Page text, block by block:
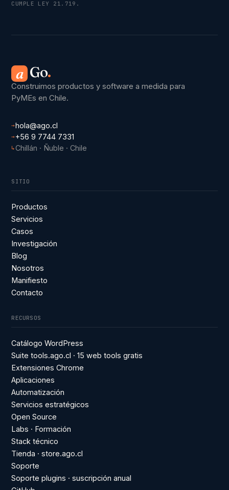
CUMPLE LEY 21.719.
a Go.
Construimos productos y software a medida para
PyMEs en Chile.
→hola@ago.cl
→ +56 9 7744 7331
↳Chillán · Ñuble · Chile
SITIO
Productos
Servicios
Casos
Investigación
Blog
Nosotros
Manifiesto
Contacto
RECURSOS
Catálogo WordPress
Suite tools.ago.cl · 15 web tools gratis
Extensiones Chrome
Aplicaciones
Automatización
Servicios estratégicos
Open Source
Labs · Formación
Stack técnico
Tienda · store.ago.cl
Soporte
Soporte plugins · suscripción anual